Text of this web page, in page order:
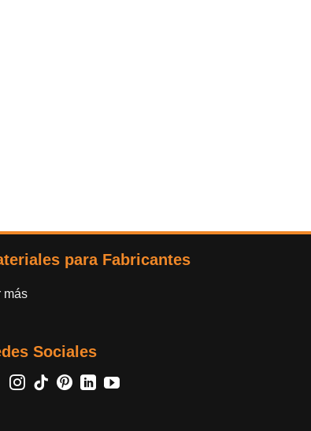
para Fabricantes
más
Sociales